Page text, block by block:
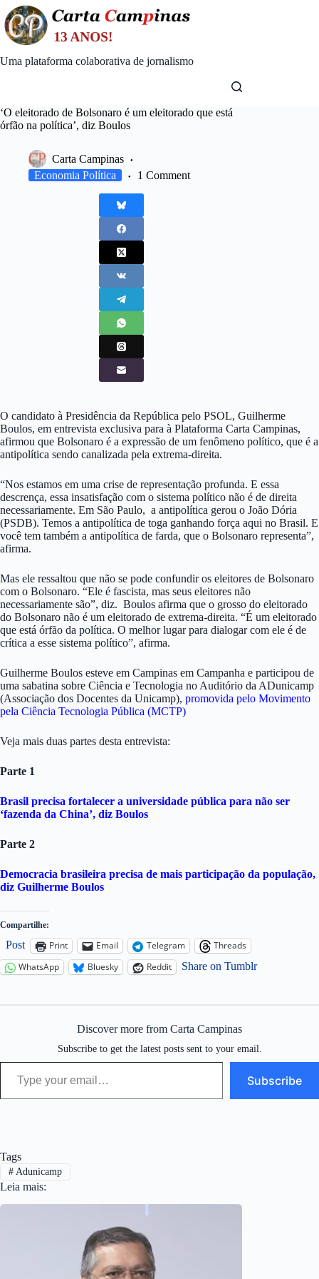
Skip
to
content
Uma plataforma colaborativa de jornalismo
‘O eleitorado de Bolsonaro é um eleitorado que está
órfão na política’, diz Boulos
Carta Campinas
Economia Política
1 Comment
O candidato à Presidência da República pelo PSOL, Guilherme
Boulos, em entrevista exclusiva para à Plataforma Carta Campinas,
afirmou que Bolsonaro é a expressão de um fenômeno político, que é a
antipolítica sendo canalizada pela extrema-direita.
“Nos estamos em uma crise de representação profunda. E essa
descrença, essa insatisfação com o sistema político não é de direita
necessariamente. Em São Paulo, a antipolítica gerou o João Dória
(PSDB). Temos a antipolítica de toga ganhando força aqui no Brasil. E
você tem também a antipolítica de farda, que o Bolsonaro representa”,
afirma.
Mas ele ressaltou que não se pode confundir os eleitores de Bolsonaro
com o Bolsonaro. “Ele é fascista, mas seus eleitores não
necessariamente são”, diz. Boulos afirma que o grosso do eleitorado
do Bolsonaro não é um eleitorado de extrema-direita. “É um eleitorado
que está órfão da política. O melhor lugar para dialogar com ele é de
crítica a esse sistema político”, afirma.
Guilherme Boulos esteve em Campinas em Campanha e participou de
uma sabatina sobre Ciência e Tecnologia no Auditório da ADunicamp
(Associação dos Docentes da Unicamp), promovida pelo Movimento
pela Ciência Tecnologia Pública (MCTP)
Veja mais duas partes desta entrevista:
Parte 1
Brasil precisa fortalecer a universidade pública para não ser
‘fazenda da China’, diz Boulos
Parte 2
Democracia brasileira precisa de mais participação da população,
diz Guilherme Boulos
Compartilhe:
Post Print Email Telegram
Threads
WhatsApp
Bluesky Reddit Share on Tumblr
Discover more from Carta Campinas
Subscribe to get the latest posts sent to your email.
Type your email…
Subscribe
Tags
#Adunicamp
Leia mais: